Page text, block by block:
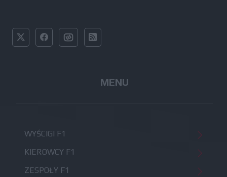
MENU
WYŚCIGI F1
KIEROWCY F1
ZESPOŁY F1